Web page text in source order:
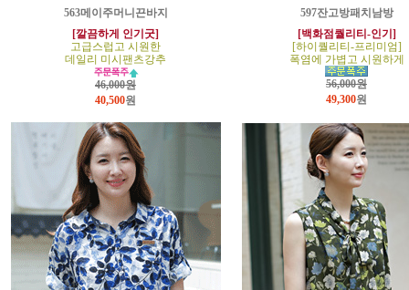
563메이주머니끈바지
[깔끔하게 인기굿]
고급스럽고 시원한
데일리 미시팬츠강추
46,000원
40,500원
597잔고방패치남방
[백화점퀄리티-인기]
[하이퀄리티-프리미엄]
폭염에 가볍고 시원하게
56,000원
49,300원